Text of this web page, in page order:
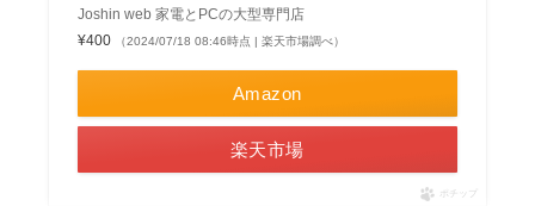
Joshin web 家電とPCの大型専門店
¥400
（2024/07/18 08:46時点 | 楽天市場調べ）
Amazon
楽天市場
ポチップ